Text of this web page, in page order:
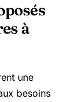
à
une
besoins